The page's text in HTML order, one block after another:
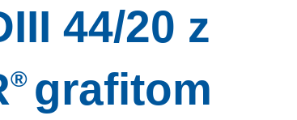
44/20 z
® grafitom